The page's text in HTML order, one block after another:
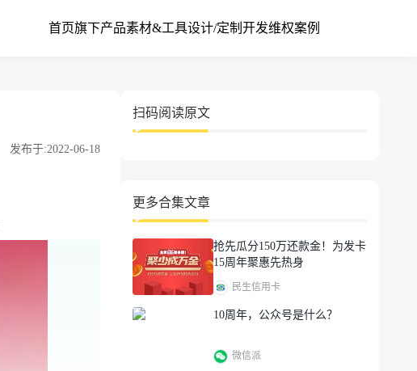
首页旗下产品素材&工具设计/定制开发维权案例
发布于:2022-06-18
扫码阅读原文
更多合集文章
抢先瓜分150万还款金！为发卡
15周年聚惠先热身
民生信用卡
10周年，公众号是什么？
微信派